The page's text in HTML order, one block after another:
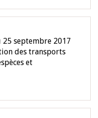
septembre 2017
des transports
et